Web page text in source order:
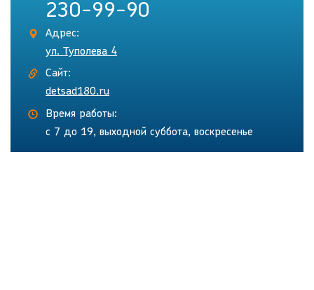
230-99-90
Адрес:
ул. Туполева 4
Сайт:
detsad180.ru
Время работы:
с 7 до 19, выходной суббота, воскресенье